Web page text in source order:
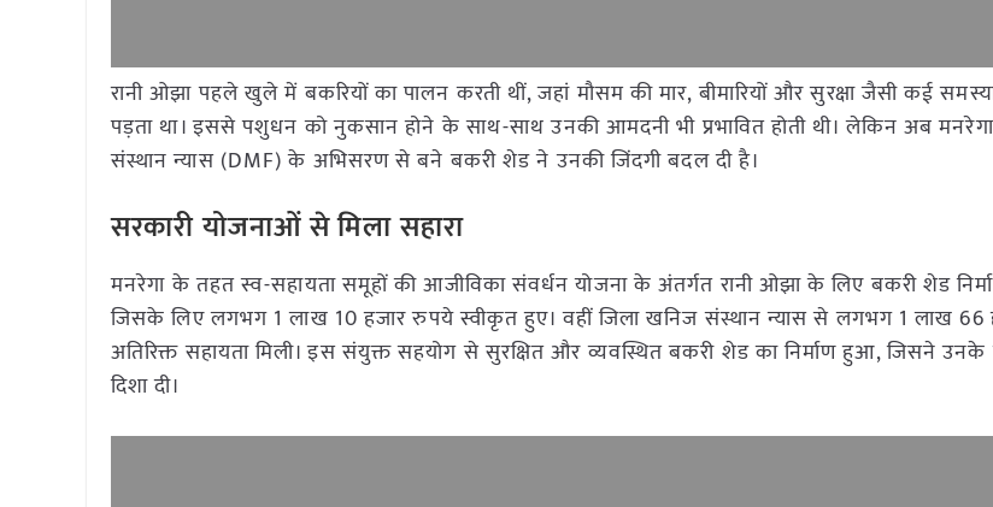
रानी ओझा पहले खुले में बकरियों का पालन करती थीं, जहां मौसम की मार, बीमारियों और सुरक्षा जैसी कई
पड़ता था। इससे पशुधन को नुकसान होने के साथ-साथ उनकी आमदनी भी प्रभावित होती थी। लेकिन अब
संस्थान न्यास (DMF) के अभिसरण से बने बकरी शेड ने उनकी जिंदगी बदल दी है।
सरकारी योजनाओं से मिला सहारा
मनरेगा के तहत स्व-सहायता समूहों की आजीविका संवर्धन योजना के अंतर्गत रानी ओझा के लिए बकरी शेड
जिसके लिए लगभग 1 लाख 10 हजार रुपये स्वीकृत हुए। वहीं जिला खनिज संस्थान न्यास से लगभग 1 लाख 66
अतिरिक्त सहायता मिली। इस संयुक्त सहयोग से सुरक्षित और व्यवस्थित बकरी शेड का निर्माण हुआ, जिसने
दिशा दी।